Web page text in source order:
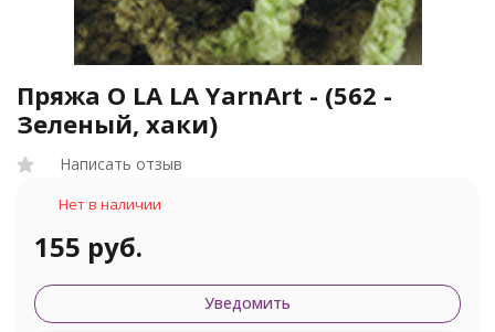
Пряжа O LA LA YarnArt - (562 -
Зеленый, хаки)
Написать отзыв
Нет в наличии
155 руб.
Уведомить